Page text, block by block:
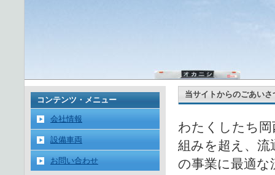
当サイトからのごあいさ
わたくしたち岡
組みを超え、流
の事業に最適
コンテンツ・メニュー
会社情報
設備車両
お問い合わせ